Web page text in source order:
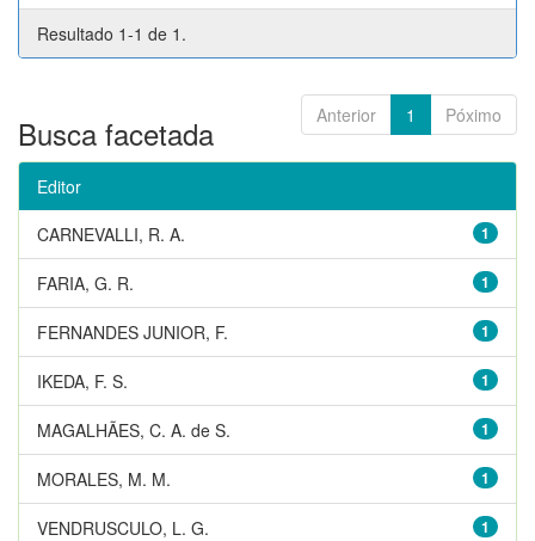
Resultado 1-1 de 1.
Anterior 1 Póximo
Busca facetada
Editor
1
CARNEVALLI, R. A.
1
FARIA, G. R.
1
FERNANDES JUNIOR, F.
1
IKEDA, F. S.
1
MAGALHÃES, C. A. de S.
1
MORALES, M. M.
1
VENDRUSCULO, L. G.